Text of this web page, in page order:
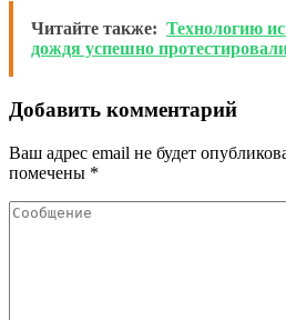
Читайте также: Технологию
дождя успешно
Добавить комментарий
Ваш адрес email не будет
помечены *